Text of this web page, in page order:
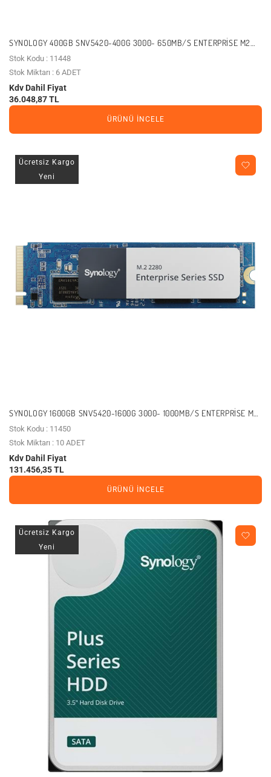
SYNOLOGY 400GB SNV5420-400G 3000- 650MB/S ENTERPRISE M2
NVME GEN3 NAS DISK
Stok Kodu : 11448
Stok Miktarı : 6 ADET
Kdv Dahil Fiyat
36.048,87 TL
ÜRÜNÜ İNCELE
Ücretsiz Kargo
Yeni
SYNOLOGY 1600GB SNV5420-1600G 3000- 1000MB/S ENTERPRISE M2
NVME GEN3 NAS DISK
Stok Kodu : 11450
Stok Miktarı : 10 ADET
Kdv Dahil Fiyat
131.456,35 TL
ÜRÜNÜ İNCELE
Ücretsiz Kargo
Yeni